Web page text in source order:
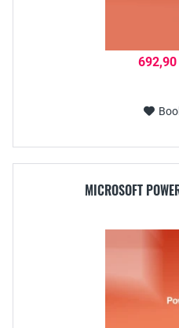
692,90
MICROSOFT